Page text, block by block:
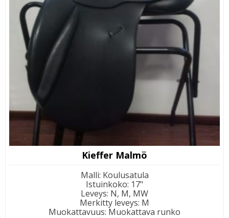
Kieffer Malmö
Malli: Koulusatula
Istuinkoko: 17"
Leveys: N, M, MW
Merkitty leveys: M
Muokattavuus: Muokattava runko